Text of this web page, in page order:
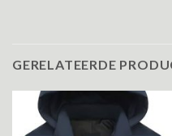
GERELATEERDE